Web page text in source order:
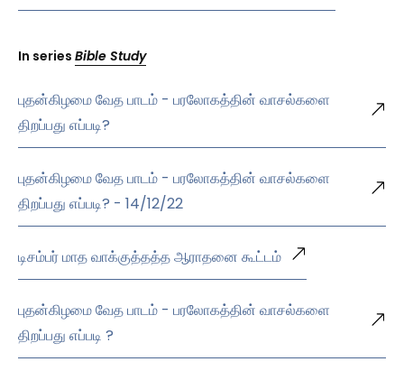
In series Bible Study
புதன்கிழமை வேத பாடம் - பரலோகத்தின் வாசல்களை
திறப்பது எப்படி?
புதன்கிழமை வேத பாடம் - பரலோகத்தின் வாசல்களை
திறப்பது எப்படி? - 14/12/22
டிசம்பர் மாத வாக்குத்தத்த ஆராதனை கூட்டம்
புதன்கிழமை வேத பாடம் - பரலோகத்தின் வாசல்களை
திறப்பது எப்படி ?